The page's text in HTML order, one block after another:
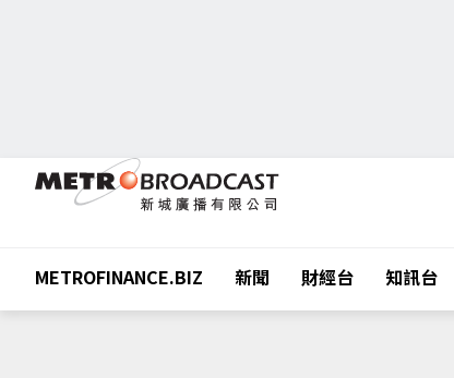
METROFINANCE.BIZ 新聞 財經台 知訊台